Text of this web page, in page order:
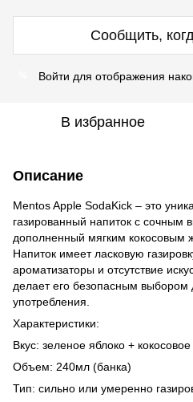
Сообщить,
Войти для отображения
В избранное
Описание
Mentos Apple SodaKick – это
газированный напиток с сочным
дополненный мягким кокосовым
Напиток имеет ласковую
ароматизаторы и отсутствие
делает его безопасным выбором
употребления.
Характеристики:
Вкус: зеленое яблоко +
Объем: 240мл (банка)
Тип: сильно или умеренно